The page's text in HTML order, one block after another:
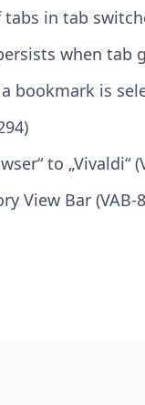
in tab
when tab
bookmark is
to „Vivaldi“
View Bar (VAB-